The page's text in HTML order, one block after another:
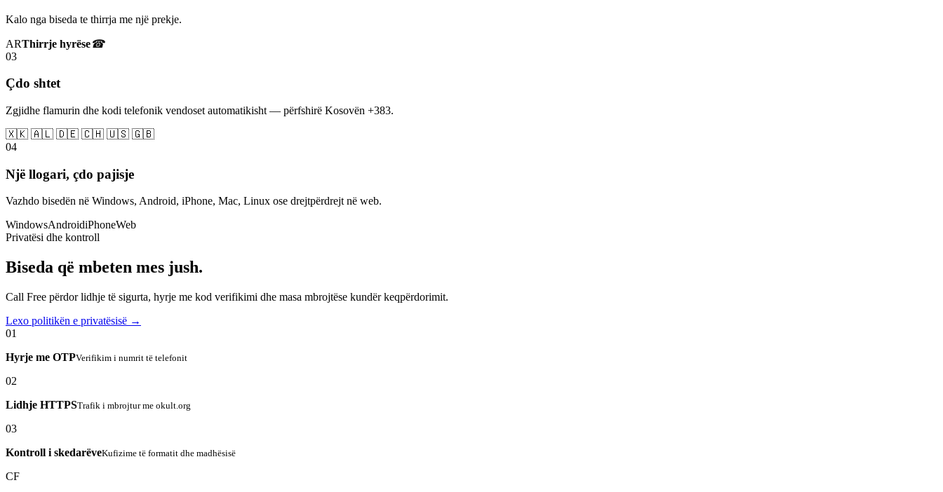
Kalo nga biseda te thirrja me një prekje.
ARThirrje hyrëse☎
03
Çdo shtet
Zgjidhe flamurin dhe kodi telefonik vendoset automatikisht — përfshirë Kosovën +383.
🇽🇰 🇦🇱 🇩🇪 🇨🇭 🇺🇸 🇬🇧
04
Një llogari, çdo pajisje
Vazhdo bisedën në Windows, Android, iPhone, Mac, Linux ose drejtpërdrejt në web.
WindowsAndroidiPhoneWeb
Privatësi dhe kontroll
Biseda që mbeten mes jush.
Call Free përdor lidhje të sigurta, hyrje me kod verifikimi dhe masa mbrojtëse kundër keqpërdorimit.
Lexo politikën e privatësisë →
01
Hyrje me OTPVerifikim i numrit të telefonit
02
Lidhje HTTPSTrafik i mbrojtur me okult.org
03
Kontroll i skedarëveKufizime të formatit dhe madhësisë
CF